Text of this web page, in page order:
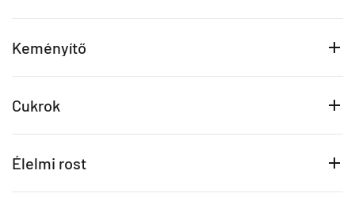
Keményítő
Cukrok
Élelmi rost